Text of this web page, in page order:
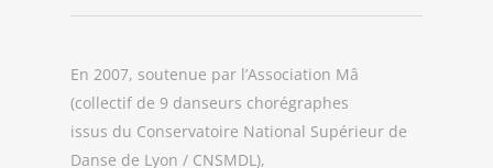
En 2007, soutenue par l’Association Mâ
(collectif de 9 danseurs chorégraphes
issus du Conservatoire National Supérieur de
Danse de Lyon / CNSMDL),